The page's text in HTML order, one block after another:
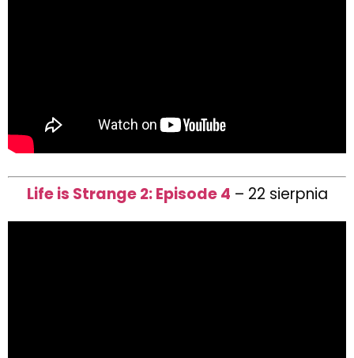
Life is Strange 2: Episode 4 – 22 sierpnia